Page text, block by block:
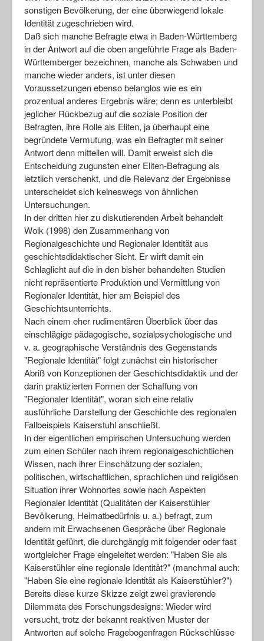
sonstigen Bevölkerung, der eine überwiegend lokale
Identität zugeschrieben wird.
Daß sich manche Befragte etwa in Baden-Württemberg
in der Antwort auf die oben angeführte Frage als Baden-
Württemberger bezeichnen, manche als Schwaben und
manche wieder anders, ist unter diesen
Voraussetzungen ebenso belanglos wie es ein
prozentual anderes Ergebnis wäre; denn es unterbleibt
jeglicher Rückbezug auf die soziale Position der
Befragten, ihre Rolle als Eliten, ja überhaupt eine
begründete Vermutung, was ein Befragter mit seiner
Antwort denn mitteilen will. Damit erweist sich die
Entscheidung zugunsten einer Eliten-Befragung als
letztlich verschenkt, und die Relevanz der Ergebnisse
unterscheidet sich keineswegs von ähnlichen
Untersuchungen.
In der dritten hier zu diskutierenden Arbeit behandelt
Wolk (1998) den Zusammenhang von
Regionalgeschichte und Regionaler Identität aus
geschichtsdidaktischer Sicht. Er wirft damit ein
Schlaglicht auf die in den bisher behandelten Studien
nicht repräsentierte Produktion und Vermittlung von
Regionaler Identität, hier am Beispiel des
Geschichtsunterrichts.
Nach einem eher rudimentären Überblick über das
einschlägige pädagogische, sozialpsychologische und
v. a. geographische Verständnis des Gegenstands
"Regionale Identität" folgt zunächst ein historischer
Abriß von Konzeptionen der Geschichtsdidaktik und der
darin praktizierten Formen der Schaffung von
"Regionaler Identität", woran sich eine relativ
ausführliche Darstellung der Geschichte des regionalen
Fallbeispiels Kaiserstuhl anschließt.
In der eigentlichen empirischen Untersuchung werden
zum einen Schüler nach ihrem regionalgeschichtlichen
Wissen, nach ihrer Einschätzung der sozialen,
politischen, wirtschaftlichen, sprachlichen und religiösen
Situation ihrer Wohnortes sowie nach Aspekten
Regionaler Identität (Qualitäten der Kaiserstühler
Bevölkerung, Heimatbedürfnis u. a.) befragt, zum
andern mit Erwachsenen Gespräche über Regionale
Identität geführt, die durchgängig mit folgender oder fast
wortgleicher Frage eingeleitet werden: "Haben Sie als
Kaiserstühler eine regionale Identität?" (manchmal auch:
"Haben Sie eine regionale Identität als Kaiserstühler?")
Bereits diese kurze Skizze zeigt zwei gravierende
Dilemmata des Forschungsdesigns: Wieder wird
versucht, trotz der bekannt reaktiven Muster der
Antworten auf solche Fragebogenfragen Rückschlüsse